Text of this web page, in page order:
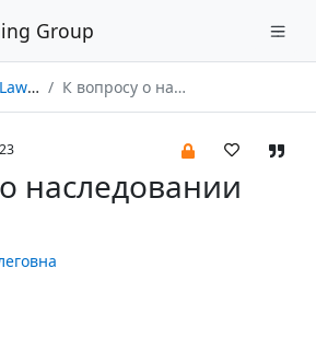
Group
2023 К вопросу о наследовании пая
наследовании